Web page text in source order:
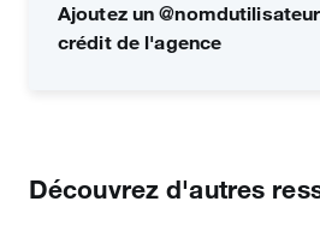
Ajoutez un
crédit de l'agence
Découvrez d'autres